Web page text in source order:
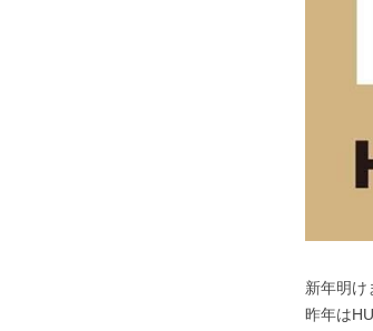
新年明け
昨年は